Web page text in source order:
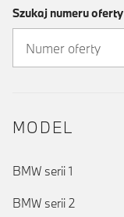
Szukaj numeru oferty
MODEL
BMW serii 1
BMW serii 2